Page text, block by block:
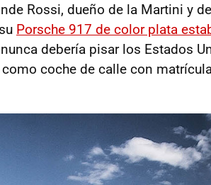
Rossi, dueño de la Martini y
Porsche 917 de color plata
debería pisar los Estados
coche de calle con